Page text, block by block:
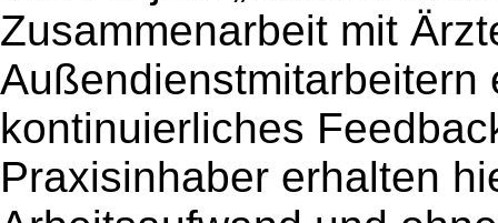
Zusammenarbeit mit
Außendienstmitarbeitern
kontinuierliches
Praxisinhaber erhalten